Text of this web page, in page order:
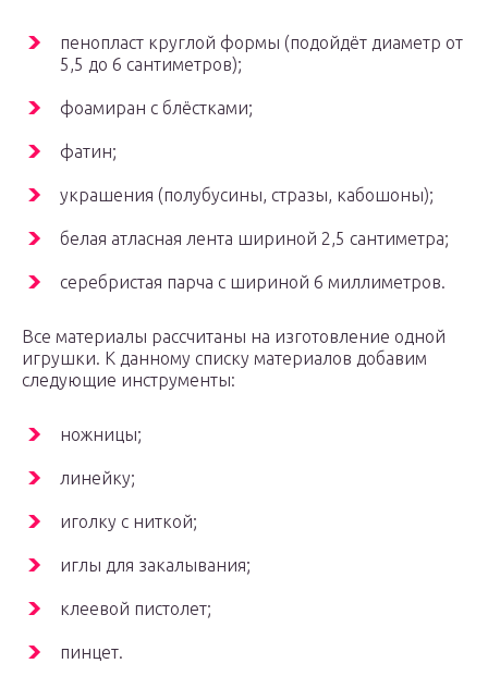
пенопласт круглой формы (подойдёт диаметр от
5,5 до 6 сантиметров);
фоамиран с блёстками;
фатин;
украшения (полубусины, стразы, кабошоны);
белая атласная лента шириной 2,5 сантиметра;
серебристая парча с шириной 6 миллиметров.
Все материалы рассчитаны на изготовление одной
игрушки. К данному списку материалов добавим
следующие инструменты:
ножницы;
линейку;
иголку с ниткой;
иглы для закалывания;
клеевой пистолет;
пинцет.